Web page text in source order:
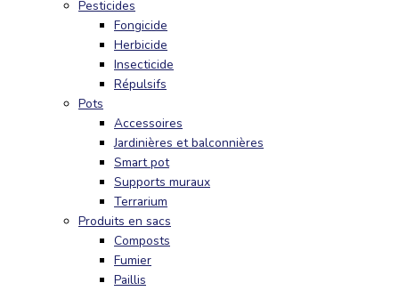
Pesticides
Fongicide
Herbicide
Insecticide
Répulsifs
Pots
Accessoires
Jardinières et balconnières
Smart pot
Supports muraux
Terrarium
Produits en sacs
Composts
Fumier
Paillis